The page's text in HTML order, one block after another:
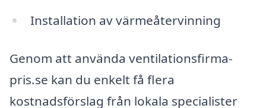
Installation av värmeåtervinning
Genom att använda ventilationsfirma-
pris.se kan du enkelt få flera
kostnadsförslag från lokala specialister